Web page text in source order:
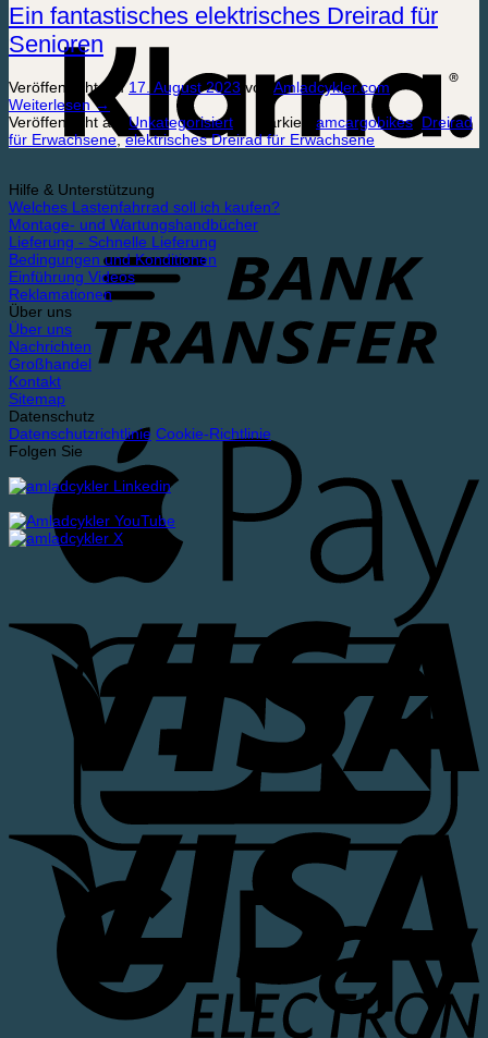
Ein fantastisches elektrisches Dreirad für
Senioren
Veröffentlicht am17. August 2023 von Amladcykler.com
Weiterlesen→
Veröffentlicht am Unkategorisiert Markiert amcargobikes,Dreirad
für Erwachsene,elektrisches Dreirad für Erwachsene
Hilfe & Unterstützung
Welches Lastenfahrrad soll ich kaufen?
Montage- und Wartungshandbücher
Lieferung - Schnelle Lieferung
Bedingungen und Konditionen
Einführung Videos
Reklamationen
Über uns
Über uns
Nachrichten
Großhandel
Kontakt
Sitemap
Datenschutz
Datenschutzrichtlinie Cookie-Richtlinie
Folgen Sie